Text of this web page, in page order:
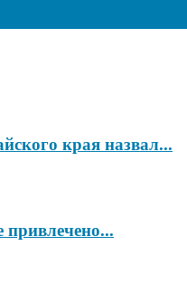
края назвал...